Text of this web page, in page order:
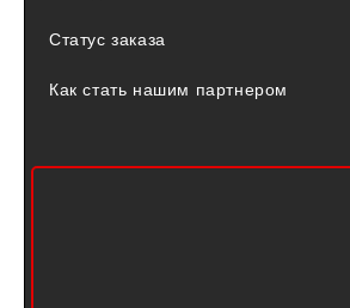
Статус заказа
Как стать нашим партнером